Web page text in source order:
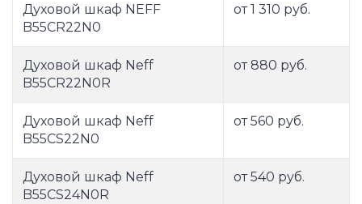
Духовой шкаф NEFF
B55CR22N0
от 1 310 руб.
Духовой шкаф Neff
B55CR22N0R
от 880 руб.
Духовой шкаф Neff
B55CS22N0
от 560 руб.
Духовой шкаф Neff
B55CS24N0R
от 540 руб.